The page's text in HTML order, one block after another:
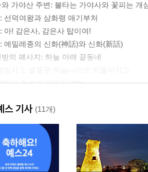
와 가야산 주변: 불타는 가야사와 꽃피는 개
선덕여왕과 삼화령 애기부처
아! 감은사, 감은사 탑이여!
에밀레종의 신화(神話)와 신화(新話)
의 폐사지: 하늘 아래 끝동네
암사 2: 술이 익어갈 때는
옛 정자와 원림: 자미탄의 옛 정자를 찾아서
운사: 동백꽃과 백파스님, 그리고 동학군의
산사: 동해 낙산사의 영광과 상처
사 일정표와 안내지도
스 기사 (11개)